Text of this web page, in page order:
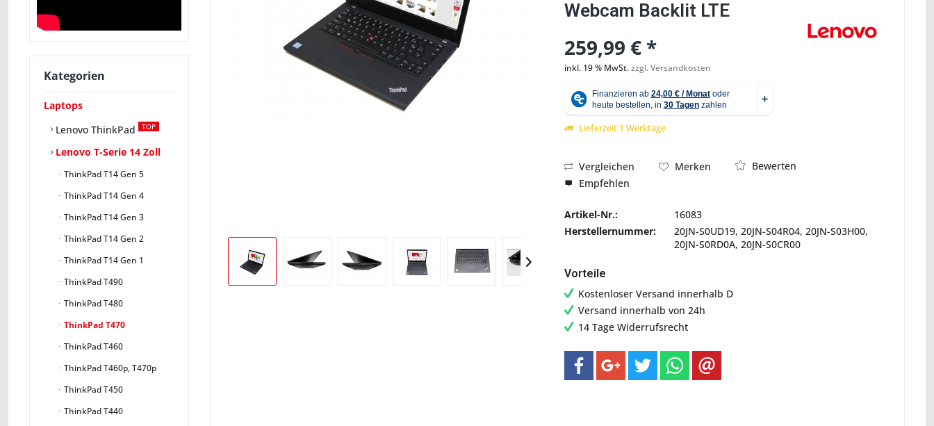
Kategorien
Laptops
Lenovo ThinkPad
TOP
Lenovo T-Serie 14 Zoll
ThinkPad T14 Gen 5
ThinkPad T14 Gen 4
ThinkPad T14 Gen 3
ThinkPad T14 Gen 2
ThinkPad T14 Gen 1
ThinkPad T490
ThinkPad T480
ThinkPad T470
ThinkPad T460
ThinkPad T460p, T470p
ThinkPad T450
ThinkPad T440
Abbildung ähnlich
Webcam Backlit LTE
259,99 € *
inkl. 19 % MwSt.zzgl. Versandkosten
Lieferzeit 1 Werktage
Vergleichen Merken
Bewerten
Empfehlen
Artikel-Nr.:
16083
Herstellernummer:
20JN-S0UD19, 20JN-S04R04, 20JN-S03H00,
20JN-S0RD0A, 20JN-S0CR00
Vorteile
Kostenloser Versand innerhalb D
Versand innerhalb von 24h
14 Tage Widerrufsrecht